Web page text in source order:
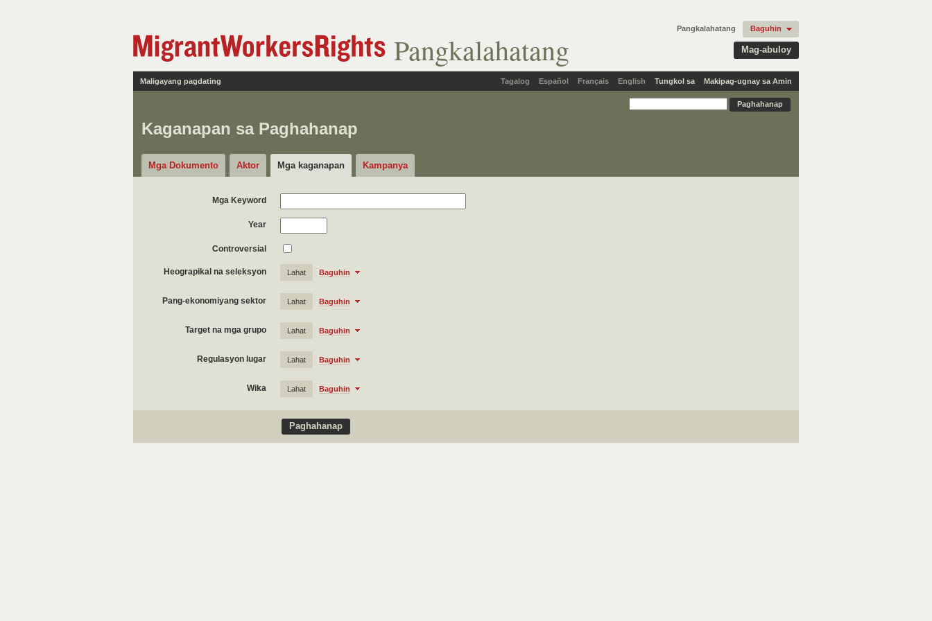
Pangkalahatang Mag-abuloy
Pangkalahatang Baguhin
Tagalog Español Français English
Maligayang pagdating Tungkol sa Makipag-ugnay sa Amin
Kaganapan sa Paghahanap
Mga Dokumento Aktor Mga kaganapan Kampanya
Mga Keyword
Year
Controversial
Heograpikal na seleksyon Lahat Baguhin
Pang-ekonomiyang sektor Lahat Baguhin
Target na mga grupo Lahat Baguhin
Regulasyon lugar Lahat Baguhin
Wika Lahat Baguhin